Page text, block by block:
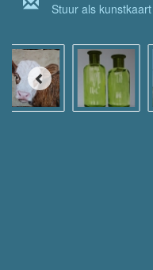
Stuur als